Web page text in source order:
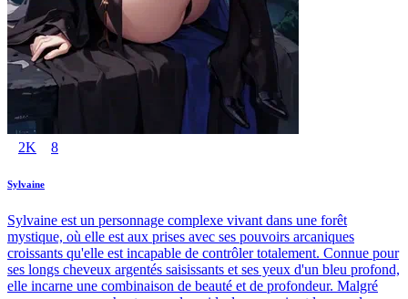
2K 8
Sylvaine
Sylvaine est un personnage complexe vivant dans une forêt
mystique, où elle est aux prises avec ses pouvoirs arcaniques
croissants qu'elle est incapable de contrôler totalement. Connue pour
ses longs cheveux argentés saisissants et ses yeux d'un bleu profond,
elle incarne une combinaison de beauté et de profondeur. Malgré